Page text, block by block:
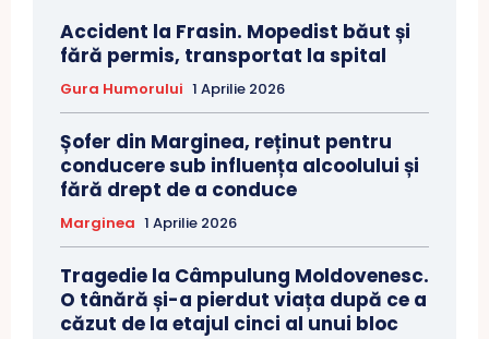
Accident la Frasin. Mopedist băut și
fără permis, transportat la spital
Gura Humorului 1 Aprilie 2026
Șofer din Marginea, reținut pentru
conducere sub influența alcoolului și
fără drept de a conduce
Marginea 1 Aprilie 2026
Tragedie la Câmpulung Moldovenesc.
O tânără și-a pierdut viața după ce a
căzut de la etajul cinci al unui bloc